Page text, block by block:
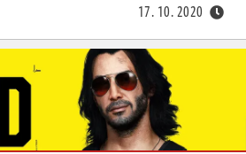
17. 10. 2020